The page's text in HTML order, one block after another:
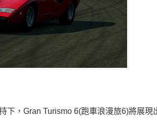
下，Gran Turismo 6(跑車浪漫旅6)將展現